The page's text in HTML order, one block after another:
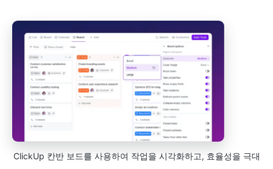
ClickUp 칸반 보드를 사용하여 작업을 시각화하고, 효율성을 극대